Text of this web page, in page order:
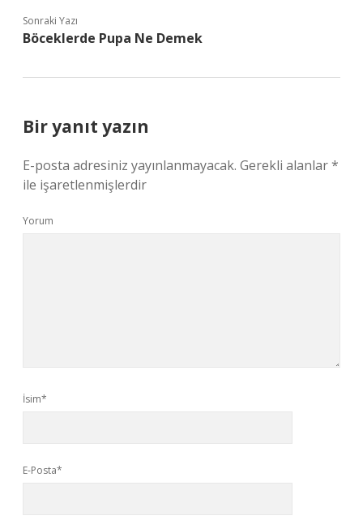
Sonraki Yazı
Böceklerde Pupa Ne Demek
Bir yanıt yazın
E-posta adresiniz yayınlanmayacak. Gerekli alanlar*
ile işaretlenmişlerdir
Yorum
İsim*
E-Posta*